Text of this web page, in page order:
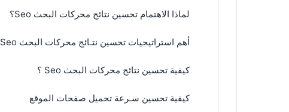
لماذا الاهتمام تحسين نتائج محركات البحث Seo؟
أهم استراتيجيات تحسين نتـائج محركات البحث Seo :
كيفية تحسين نتائج محركات البحث Seo ؟
كيفية تحسين سـرعة تحميل صفحات الموقع